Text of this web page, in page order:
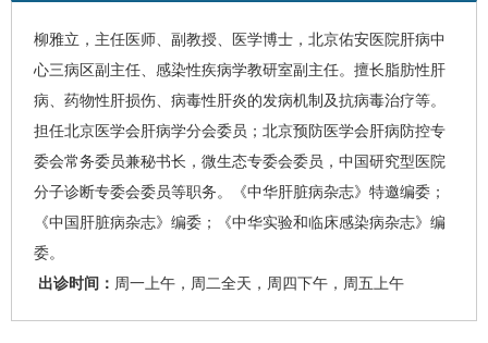
柳雅立 ，主任医师、副教授、医学博士，北京佑安医院肝病中
心三病区副主任、感染性疾病学教研室副主任。擅长脂肪性肝
病、 药物性肝损伤 病毒性肝炎的发病机制及抗病毒治疗等。
担任北京医学会肝病学分会委员；北京预防医学会肝病防控专
委会常务委员兼秘书长，微生态专委会委员，中国研究型医院
分子诊断专委会委员等职务。《中华肝脏病杂志》特邀编委；
《中国肝脏病杂志》编委；《中华实验和临床感染病杂志》编
委。
出诊时间： 周一上午，周二全天，周四下午，周五上午